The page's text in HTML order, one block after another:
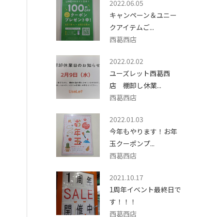
2022.06.05
キャンペーン＆ユニー
クアイテムご...
西葛西店
2022.02.02
ユーズレット西葛西
店 棚卸し休業...
西葛西店
2022.01.03
今年もやります！お年
玉クーポンプ...
西葛西店
2021.10.17
1周年イベント最終日で
す！！！
西葛西店